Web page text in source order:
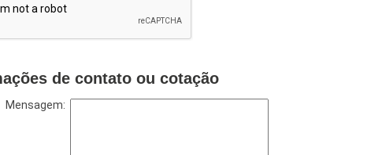
de contato ou cotação
Mensagem: